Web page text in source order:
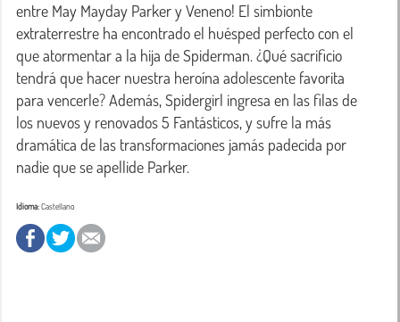
entre May Mayday Parker y Veneno! El simbionte
extraterrestre ha encontrado el huésped perfecto con el
que atormentar a la hija de Spiderman. ¿Qué sacrificio
tendrá que hacer nuestra heroína adolescente favorita
para vencerle? Además, Spidergirl ingresa en las filas de
los nuevos y renovados 5 Fantásticos, y sufre la más
dramática de las transformaciones jamás padecida por
nadie que se apellide Parker.
Idioma:Castellano